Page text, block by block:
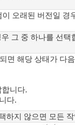
오래된 버전일 경
그 중 하나를 선택
면 해당 상태가 다
니다.
다.
하지 않으면 모든